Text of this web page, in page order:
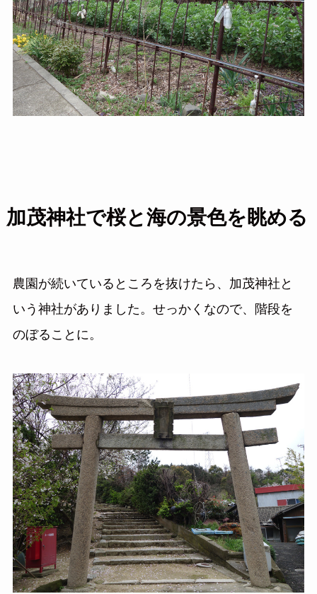
加茂神社で桜と海の景色を眺める
農園が続いているところを抜けたら、加茂神社と
いう神社がありました。せっかくなので、階段を
のぼることに。